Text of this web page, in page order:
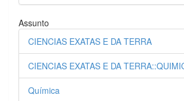
Assunto
CIENCIAS EXATAS E DA TERRA
CIENCIAS EXATAS E DA
Química